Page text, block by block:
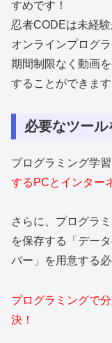
すめです！
忍者CODEは未経
オンラインプログ
期間制限なく動画
することができます
必要なツール
プログラミング学習
するPCとインター
さらに、プログラ
を保存する「デー
バー」を用意する必
プログラミングで
決！